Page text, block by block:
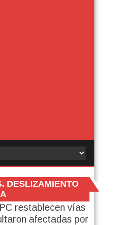
DESLIZAMIENTO
restablecen vías
afectadas por